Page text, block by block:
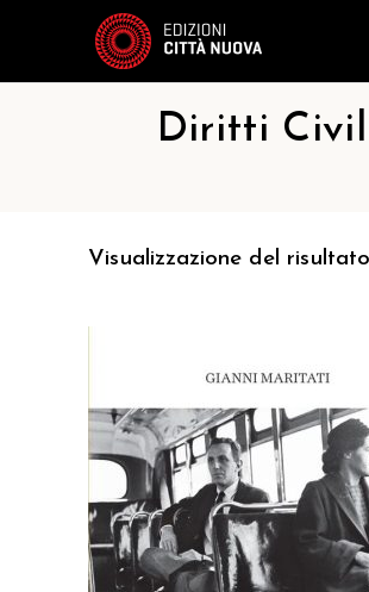
Diritti
Visualizzazione del risultato